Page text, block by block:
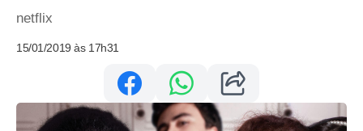
netflix
15/01/2019 às 17h31